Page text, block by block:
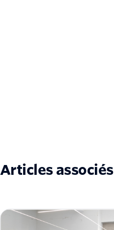
Articles associés